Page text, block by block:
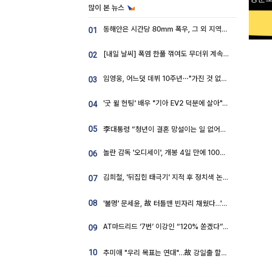
많이 본 뉴스
01 동해안은 시간당 80㎜ 폭우, 그 외 지역은 폭염…‘극과 극 날씨’
02 [내일 날씨] 폭염 한풀 꺾여도 무더위 계속⋯동해안 이틀 연속 비
03 임영웅, 어느덧 데뷔 10주년⋯"가진 것 없던 시절, 내 앞엔 20명의 팬뿐"
04 '굿 윌 헌팅' 배우 "기아 EV2 덕분에 살아"…교통사고 후 안전성 극찬
05 李대통령 “청년이 결혼 망설이는 일 없어야...제도상 불이익 조사”
06 놀란 감독 '오디세이', 개봉 4일 만에 100만 돌파⋯'왕사남' 보다 빠르다
07 김희철, '뒤집힌 태극기' 지적 후 정치색 논란…"좌우 떠나 우리나라 국기"
08 '불명' 문세윤, 故 터틀맨 빈자리 채웠다…'거북이' 눈물의 최종 우승
09 AT마드리드 ‘7번’ 이강인 “120% 쏟겠다”⋯시메오네 감독 “필요한 선수”
10 추미애 "우리 목표는 연대"…故 강일출 할머니 흉상 제막